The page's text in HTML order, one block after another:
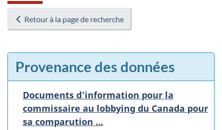
Retour à la page de recherche
Provenance des données
Documents d'information pour la
commissaire au lobbying du Canada pour
sa comparution …